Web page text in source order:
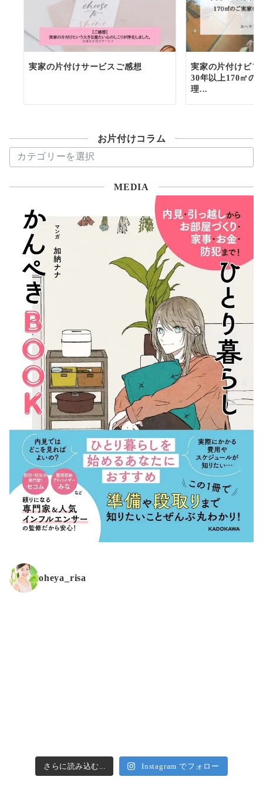
実家の片付けサービスご感想
実家の片付けビ
30年以上170㎡の
理...
お片付けコラム
片
MEDIA
oheya_risa
さらに読み込む... Instagram でフォロー